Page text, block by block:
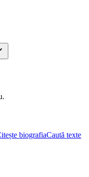
biografiaCaută texte